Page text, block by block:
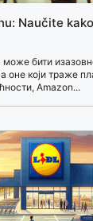
Naučite
бити
оне који траже
Amazon...